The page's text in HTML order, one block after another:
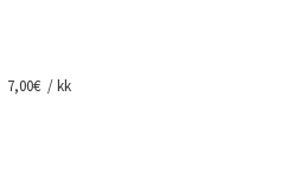
7,00€ / kk